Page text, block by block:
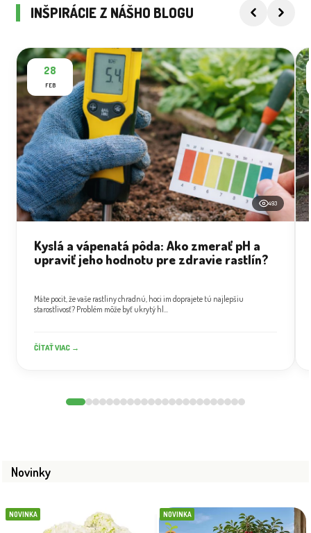
INŠPIRÁCIE Z NÁŠHO BLOGU
28
FEB
493
Kyslá a vápenatá pôda: Ako zmerať pH a
upraviť jeho hodnotu pre zdravie rastlín?
Máte pocit, že vaše rastliny chradnú, hoci im doprajete tú najlepšiu
starostlivosť? Problém môže byť ukrytý hl...
ČÍTAŤ VIAC →
Novinky
NOVINKA NOVINKA